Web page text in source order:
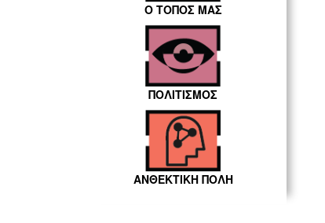
Ο ΤΟΠΟΣ ΜΑΣ
ΠΟΛΙΤΙΣΜΟΣ
ΑΝΘΕΚΤΙΚΗ ΠΟΛΗ